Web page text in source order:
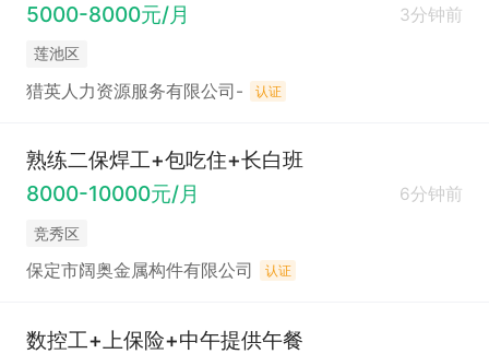
5000-8000元/月
3分钟前
莲池区
猎英人力资源服务有限公司- 认证
熟练二保焊工+包吃住+长白班
8000-10000元/月
6分钟前
竞秀区
保定市阔奥金属构件有限公司 认证
数控工+上保险+中午提供午餐